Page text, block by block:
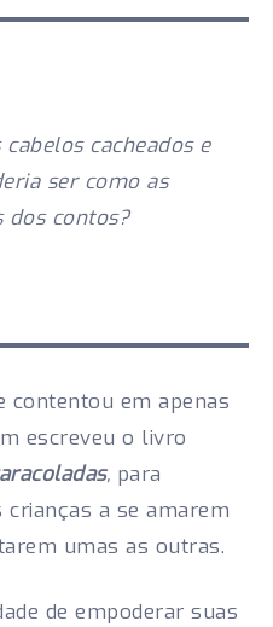
cacheados e
ser como as
dos contos?
contentou em apenas
escreveu o livro
, para
a se amarem
umas as outras.
de empoderar suas